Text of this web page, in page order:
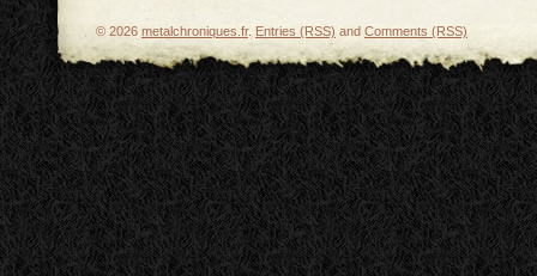
© 2026 metalchroniques.fr. Entries (RSS) and Comments (RSS)